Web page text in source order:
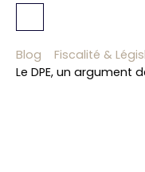
Blog
Fiscalité &
Le DPE, un argument